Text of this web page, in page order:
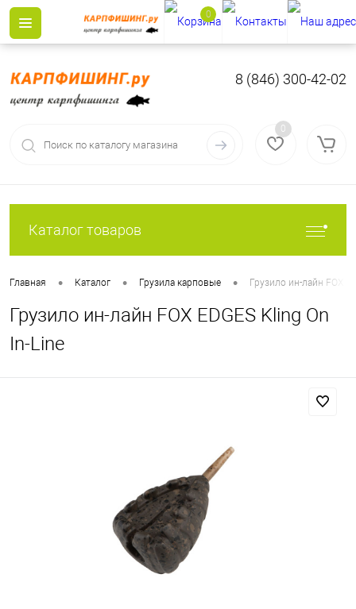
8 (846) 300-42-02
0
Каталог товаров
Главная • Каталог • Грузила карповые • Грузило ин-лайн FOX
Грузило ин-лайн FOX EDGES Kling On
In-Line
0